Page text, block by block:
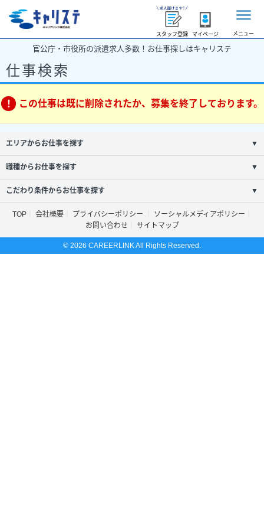
スタッフ登録 マイページ メニュー
官公庁・市役所の派遣求人多数！お仕事探しはキャリステ
仕事検索
この仕事は既に削除されたか、募集を終了しております。
エリアからお仕事を探す ▼
職種からお仕事を探す ▼
こだわり条件からお仕事を探す ▼
TOP 会社概要 プライバシーポリシー
ソーシャルメディアポリシー
お問い合わせ
サイトマップ
© 2026 CAREERLINK All Rights Reserved.